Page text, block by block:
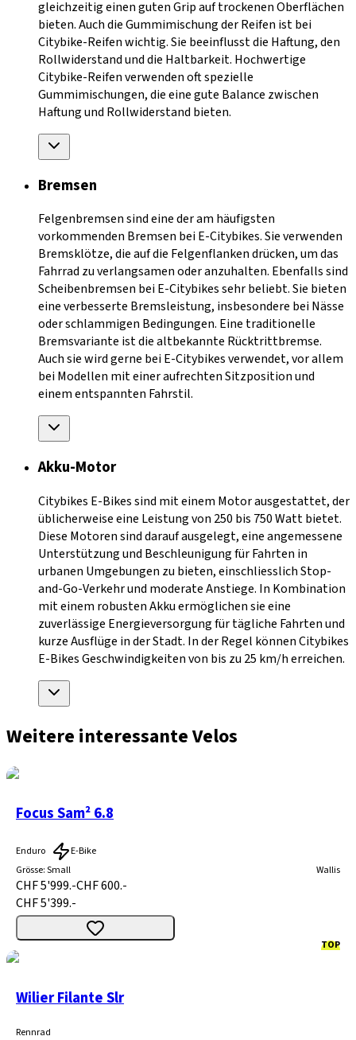
gleichzeitig einen guten Grip auf trockenen Oberflächen
bieten. Auch die Gummimischung der Reifen ist bei
Citybike-Reifen wichtig. Sie beeinflusst die Haftung, den
Rollwiderstand und die Haltbarkeit. Hochwertige
Citybike-Reifen verwenden oft spezielle
Gummimischungen, die eine gute Balance zwischen
Haftung und Rollwiderstand bieten.
Bremsen
Felgenbremsen sind eine der am häufigsten
vorkommenden Bremsen bei E-Citybikes. Sie verwenden
Bremsklötze, die auf die Felgenflanken drücken, um das
Fahrrad zu verlangsamen oder anzuhalten. Ebenfalls sind
Scheibenbremsen bei E-Citybikes sehr beliebt. Sie bieten
eine verbesserte Bremsleistung, insbesondere bei Nässe
oder schlammigen Bedingungen. Eine traditionelle
Bremsvariante ist die altbekannte Rücktrittbremse.
Auch sie wird gerne bei E-Citybikes verwendet, vor allem
bei Modellen mit einer aufrechten Sitzposition und
einem entspannten Fahrstil.
Akku-Motor
Citybikes E-Bikes sind mit einem Motor ausgestattet, der
üblicherweise eine Leistung von 250 bis 750 Watt bietet.
Diese Motoren sind darauf ausgelegt, eine angemessene
Unterstützung und Beschleunigung für Fahrten in
urbanen Umgebungen zu bieten, einschliesslich Stop-
and-Go-Verkehr und moderate Anstiege. In Kombination
mit einem robusten Akku ermöglichen sie eine
zuverlässige Energieversorgung für tägliche Fahrten und
kurze Ausflüge in der Stadt. In der Regel können Citybikes
E-Bikes Geschwindigkeiten von bis zu 25 km/h erreichen.
Weitere interessante Velos
TOP
Focus Sam² 6.8
Enduro
E-Bike
Grösse:Small Wallis
CHF 5'999.-CHF 600.-
CHF 5'399.-
Wilier Filante Slr
Rennrad